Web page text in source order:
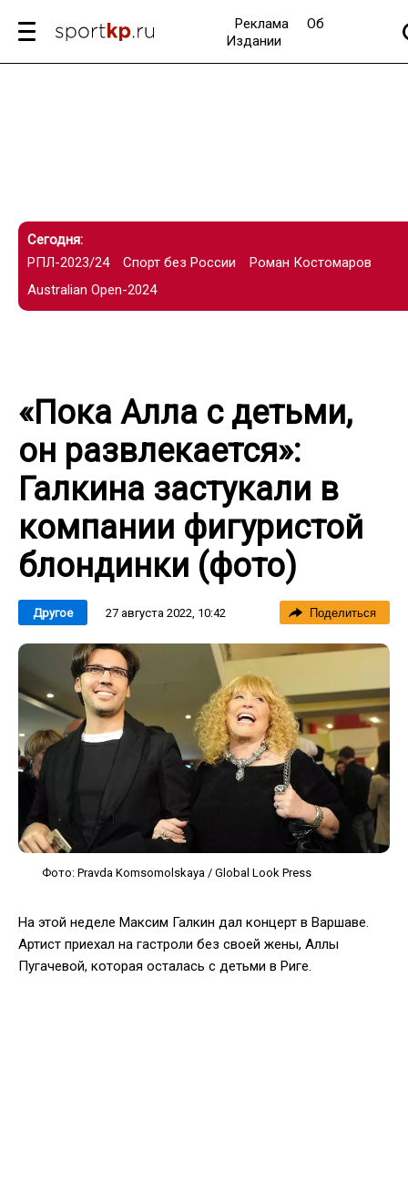
Реклама
Об
Издании
Сегодня:
РПЛ-2023/24
Спорт без России
Роман Костомаров
Australian Open-2024
«Пока Алла с детьми,
он развлекается»:
Галкина застукали в
компании фигуристой
блондинки (фото)
Другое 27 августа 2022, 10:42 Поделиться
Фото: Pravda Komsomolskaya / Global Look Press
На этой неделе Максим Галкин дал концерт в Варшаве.
Артист приехал на гастроли без своей жены, Аллы
Пугачевой, которая осталась с детьми в Риге.